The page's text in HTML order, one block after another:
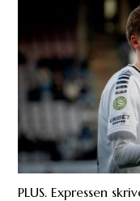
PLUS. Expressen